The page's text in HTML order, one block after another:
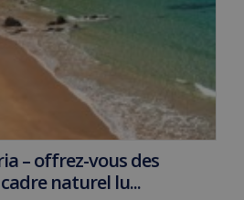
– offrez-vous des
naturel lu...